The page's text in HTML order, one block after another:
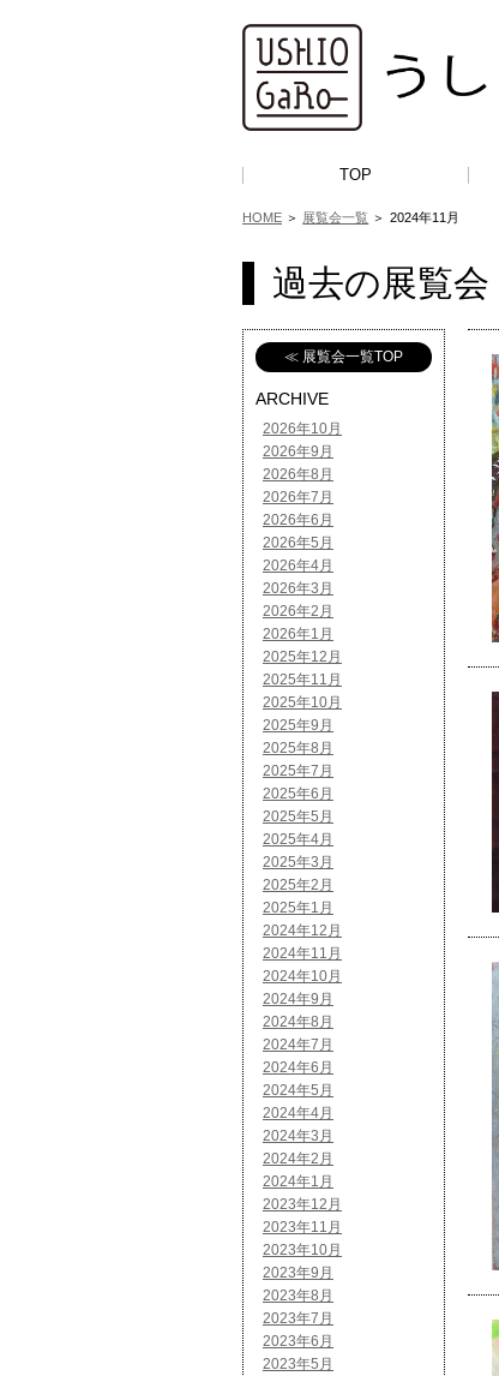
TOP
HOME ＞ 展覧会一覧 ＞ 2024年11月
過去の展覧会
≪ 展覧会一覧TOP
ARCHIVE
2026年10月
2026年9月
2026年8月
2026年7月
2026年6月
2026年5月
2026年4月
2026年3月
2026年2月
2026年1月
2025年12月
2025年11月
2025年10月
2025年9月
2025年8月
2025年7月
2025年6月
2025年5月
2025年4月
2025年3月
2025年2月
2025年1月
2024年12月
2024年11月
2024年10月
2024年9月
2024年8月
2024年7月
2024年6月
2024年5月
2024年4月
2024年3月
2024年2月
2024年1月
2023年12月
2023年11月
2023年10月
2023年9月
2023年8月
2023年7月
2023年6月
2023年5月